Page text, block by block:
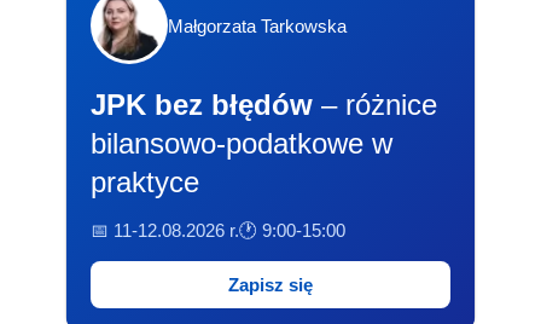
Małgorzata Tarkowska
JPK bez błędów – różnice
bilansowo-podatkowe w
praktyce
📅 11-12.08.2026 r.🕐 9:00-15:00
Zapisz się